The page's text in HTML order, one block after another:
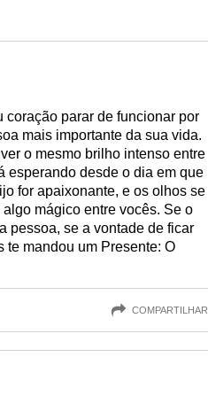
coração parar de funcionar por
mais importante da sua vida.
o mesmo brilho intenso entre
esperando desde o dia em que
for apaixonante, e os olhos se
mágico entre vocês. Se o
pessoa, se a vontade de ficar
te mandou um Presente: O
COMPARTILHAR